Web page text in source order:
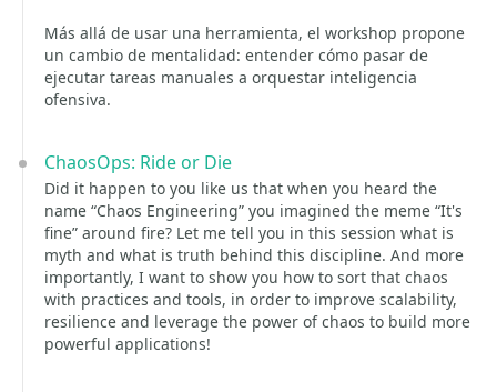
Más allá de usar una herramienta, el workshop propone
un cambio de mentalidad: entender cómo pasar de
ejecutar tareas manuales a orquestar inteligencia
ofensiva.
ChaosOps: Ride or Die
Did it happen to you like us that when you heard the
name “Chaos Engineering” you imagined the meme “It's
fine” around fire? Let me tell you in this session what is
myth and what is truth behind this discipline. And more
importantly, I want to show you how to sort that chaos
with practices and tools, in order to improve scalability,
resilience and leverage the power of chaos to build more
powerful applications!